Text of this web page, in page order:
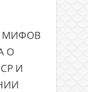
МИФОВ
О
И